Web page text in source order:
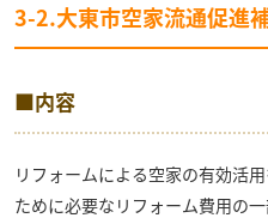
3-2.大東市空家流通促進
■内容
リフォームによる空家の有効活
ために必要なリフォーム費用の一